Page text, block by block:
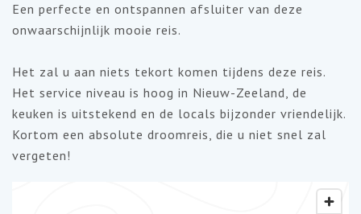
Een perfecte en ontspannen afsluiter van deze
onwaarschijnlijk mooie reis.
Het zal u aan niets tekort komen tijdens deze reis.
Het service niveau is hoog in Nieuw-Zeeland, de
keuken is uitstekend en de locals bijzonder vriendelijk.
Kortom een absolute droomreis, die u niet snel zal
vergeten!